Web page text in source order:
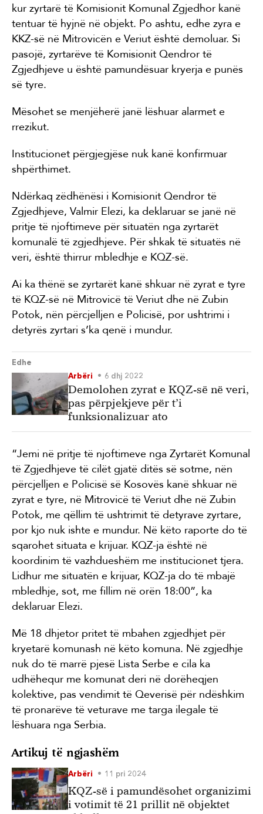
kur zyrtarë të Komisionit Komunal Zgjedhor kanë
tentuar të hyjnë në objekt. Po ashtu, edhe zyra e
KKZ-së në Mitrovicën e Veriut është demoluar. Si
pasojë, zyrtarëve të Komisionit Qendror të
Zgjedhjeve u është pamundësuar kryerja e punës
së tyre.
Mësohet se menjëherë janë lëshuar alarmet e
rrezikut.
Institucionet përgjegjëse nuk kanë konfirmuar
shpërthimet.
Ndërkaq zëdhënësi i Komisionit Qendror të
Zgjedhjeve, Valmir Elezi, ka deklaruar se janë në
pritje të njoftimeve për situatën nga zyrtarët
komunalë të zgjedhjeve. Për shkak të situatës në
veri, është thirrur mbledhje e KQZ-së.
Ai ka thënë se zyrtarët kanë shkuar në zyrat e tyre
të KQZ-së në Mitrovicë të Veriut dhe në Zubin
Potok, nën përcjelljen e Policisë, por ushtrimi i
detyrës zyrtari s’ka qenë i mundur.
Edhe
Arbëri
6 dhj 2022
Demolohen zyrat e KQZ-së në veri,
pas përpjekjeve për t’i
funksionalizuar ato
“Jemi në pritje të njoftimeve nga Zyrtarët Komunal
të Zgjedhjeve të cilët gjatë ditës së sotme, nën
përcjelljen e Policisë së Kosovës kanë shkuar në
zyrat e tyre, në Mitrovicë të Veriut dhe në Zubin
Potok, me qëllim të ushtrimit të detyrave zyrtare,
por kjo nuk ishte e mundur. Në këto raporte do të
sqarohet situata e krijuar. KQZ-ja është në
koordinim të vazhdueshëm me institucionet tjera.
Lidhur me situatën e krijuar, KQZ-ja do të mbajë
mbledhje, sot, me fillim në orën 18:00”, ka
deklaruar Elezi.
Më 18 dhjetor pritet të mbahen zgjedhjet për
kryetarë komunash në këto komuna. Në zgjedhje
nuk do të marrë pjesë Lista Serbe e cila ka
udhëhequr me komunat deri në dorëheqjen
kolektive, pas vendimit të Qeverisë për ndëshkim
të pronarëve të veturave me targa ilegale të
lëshuara nga Serbia.
Artikuj të ngjashëm
Arbëri 11 pri 2024
KQZ-së i pamundësohet organizimi
i votimit të 21 prillit në objektet